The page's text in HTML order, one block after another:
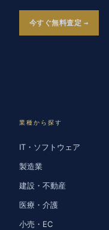
今すぐ無料査定
業種から探す
IT・ソフトウェア
製造業
建設・不動産
医療・介護
小売・EC